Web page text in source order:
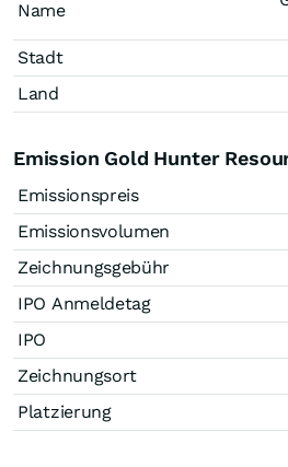
Name
Stadt
Land
Emission Gold Hunter
Emissionspreis
Emissionsvolumen
Zeichnungsgebühr
IPO Anmeldetag
IPO
Zeichnungsort
Platzierung